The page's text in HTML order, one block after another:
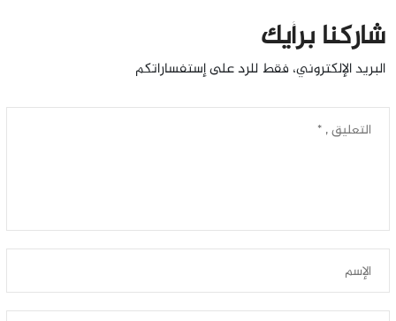
شاركنا برأيك
البريد الإلكتروني، فقط للرد على إستفساراتكم